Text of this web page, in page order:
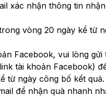
xác nhận thông tin
vòng 20 ngày kể từ
Facebook, vui lòng gửi
từ ngày công bố kết
để nhận quà nhanh